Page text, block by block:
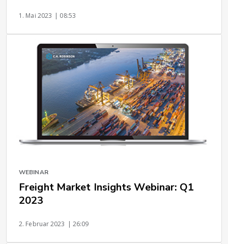
1. Mai 2023 | 08:53
WEBINAR
Freight Market Insights Webinar: Q1
2023
2. Februar 2023 | 26:09